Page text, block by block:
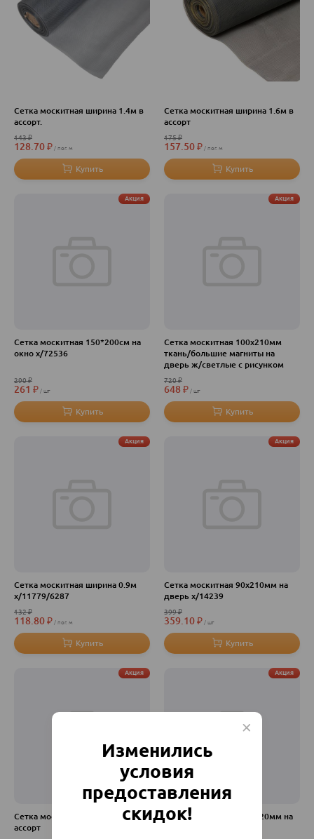
Сетка москитная ширина 1.4м в
ассорт.
143₽
128.70₽ пог. м
Сетка москитная ширина 1.6м в
ассорт
175₽
157.50₽ пог. м
Акция
Сетка москитная 150*200см на
окно х/72536
290₽
261 ₽ шт
Акция
Сетка москитная 100х210мм
ткань/большие магниты на
дверь ж/светлые с рисунком
720₽
648₽ шт
Акция
Сетка москитная ширина 0.9м
х/11779/6287
132₽
118.80₽ пог. м
Акция
Сетка москитная 90х210мм на
дверь х/14239
399₽
359.10₽ шт
Акция
Сетка москитная ширина 1.2м в
ассорт
Акция
Сетка москитная 100*220мм на
Изменились
условия
предоставления
скидок!